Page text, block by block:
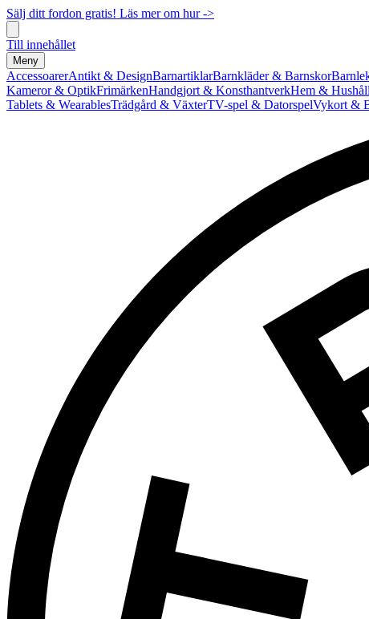
Sälj ditt fordon gratis! Läs mer om hur ->
Till innehållet
Meny
AccessoarerAntikt & DesignBarnartiklarBarnkläder & Barnskor
Kameror & OptikFrimärkenHandgjort & KonsthantverkHem & Hushåll
Tablets & WearablesTrädgård & VäxterTV-spel & DatorspelVykort &